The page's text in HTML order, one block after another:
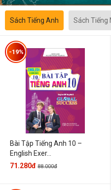
Sách Tiếng Anh Sách Tiếng
Bài Tập Tiếng Anh 10 –
English Exer...
-19%
71.280đ 88.000đ